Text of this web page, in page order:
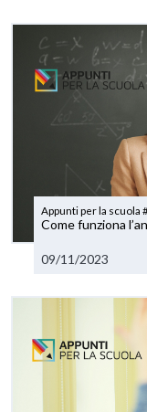
Come funziona
09/11/2023